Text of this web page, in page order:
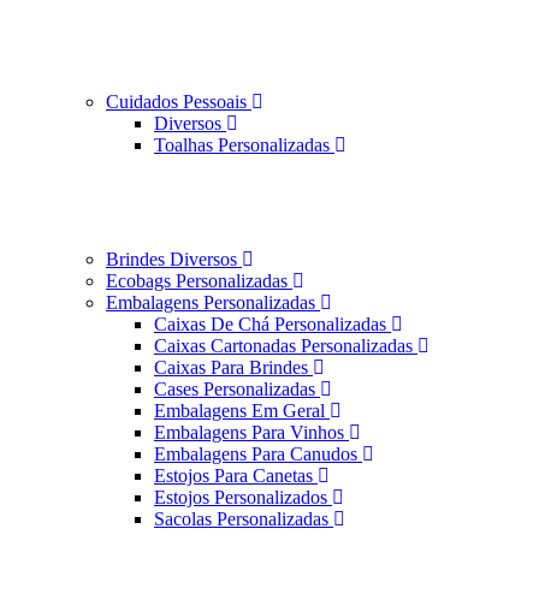
Cuidados Pessoais
Diversos
Toalhas Personalizadas
Brindes Diversos
Ecobags Personalizadas
Embalagens Personalizadas
Caixas De Chá Personalizadas
Caixas Cartonadas Personalizadas
Caixas Para Brindes
Cases Personalizadas
Embalagens Em Geral
Embalagens Para Vinhos
Embalagens Para Canudos
Estojos Para Canetas
Estojos Personalizados
Sacolas Personalizadas